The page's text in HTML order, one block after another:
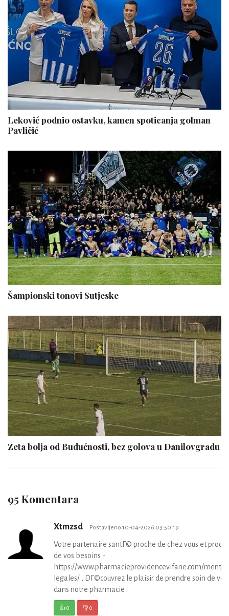
Leković podnio ostavku, kamen spoticanja golman
Pavličić
Šampionski tonovi Sutjeske
Zeta bolja od Budućnosti, bez golova u Danilovgradu
95 Komentara
Xtmzsd Postavljeno 10-04-2026 03:50:19
Votre partenaire santГ© proche de chez vous et
de vos besoins -
https://www.pharmacieprovidencevifane.com/
legales/ , DГ©couvrez le plaisir de prendre soin de
dans notre pharmacie .
👍0 👎0